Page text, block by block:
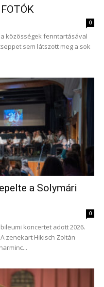
0
közösségek fenntartásával
sem látszott meg a sok
a Solymári
0
koncertet adott 2026.
zenekart Hikisch Zoltán